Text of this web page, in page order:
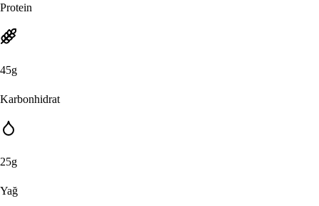
Protein
45g
Karbonhidrat
25g
Yağ